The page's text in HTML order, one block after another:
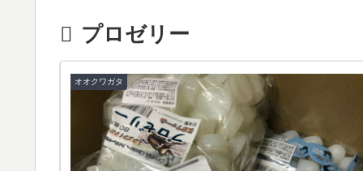
プロゼリー
オオクワガタ